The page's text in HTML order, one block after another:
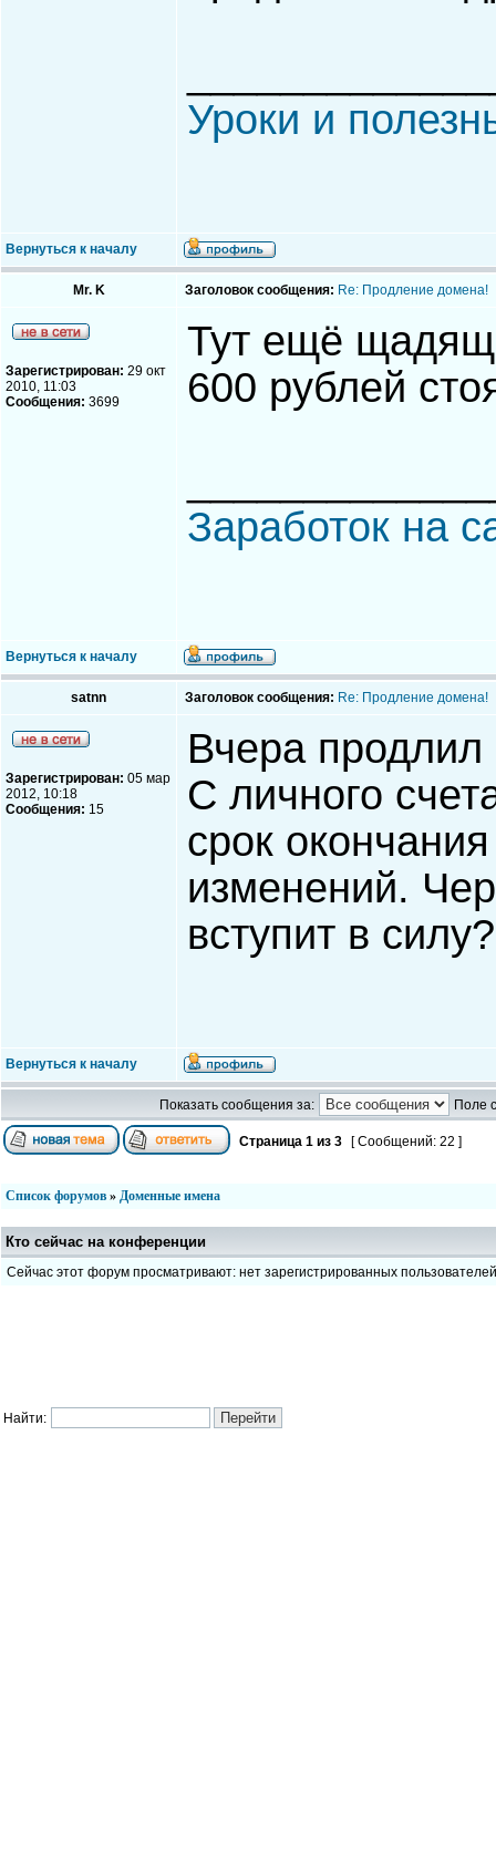
Уроки и
Вернуться к началу
Mr. K Заголовок сообщения: Re: Продление домена!
Зарегистрирован: 29 окт
2010, 11:03
Сообщения: 3699
Тут ещё
600 рублей
Заработок на
Вернуться к началу
satnn Заголовок сообщения: Re: Продление домена!
Зарегистрирован: 05 мар
2012, 10:18
Сообщения: 15
Вчера
С личного
срок
изменений.
вступит в силу?
Вернуться к началу
Показать сообщения за: Поле
Страница 1 из 3 [ Сообщений: 22 ]
Список форумов » Доменные имена
Кто сейчас на конференции
Сейчас этот форум просматривают: нет зарегистрированных пользователей
Найти: